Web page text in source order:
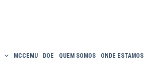
MCCEMU DOE QUEM SOMOS ONDE ESTAMOS